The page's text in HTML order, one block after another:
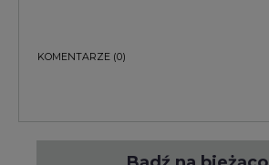
KOMENTARZE (0)